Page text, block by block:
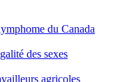
du Canada
des sexes
agricoles